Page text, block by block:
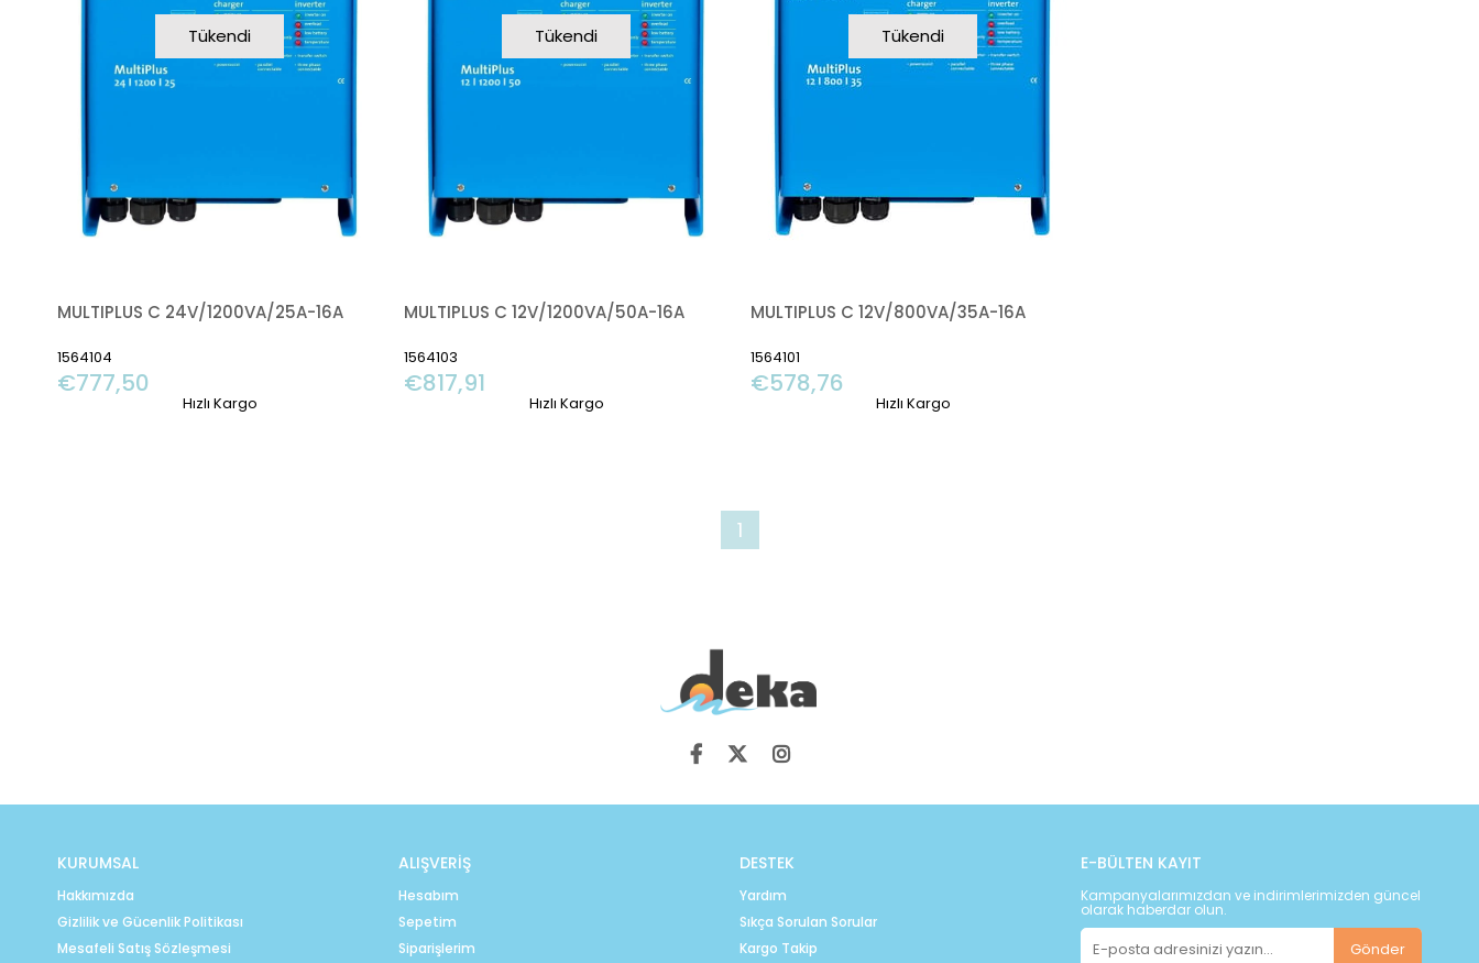
Tükendi
MULTIPLUS C 24V/1200VA/25A-16A
1564104
€777,50
Hızlı Kargo
Tükendi
MULTIPLUS C 12V/1200VA/50A-16A
1564103
€817,91
Hızlı Kargo
Tükendi
MULTIPLUS C 12V/800VA/35A-16A
1564101
€578,76
Hızlı Kargo
1
KURUMSAL
Hakkımızda
Gizlilik ve Gücenlik Politikası
Mesafeli Satış Sözleşmesi
ALIŞVERİŞ
Hesabım
Sepetim
Siparişlerim
DESTEK
Yardım
Sıkça Sorulan Sorular
Kargo Takip
E-BÜLTEN KAYIT
Kampanyalarımızdan ve indirimlerimizden güncel
olarak haberdar olun.
Gönder